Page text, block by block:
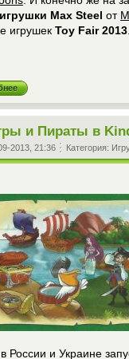
Max Steel от
игрушек Toy Fair 2013
и Пираты в
2013, 21:36 Категория:
России и Украине